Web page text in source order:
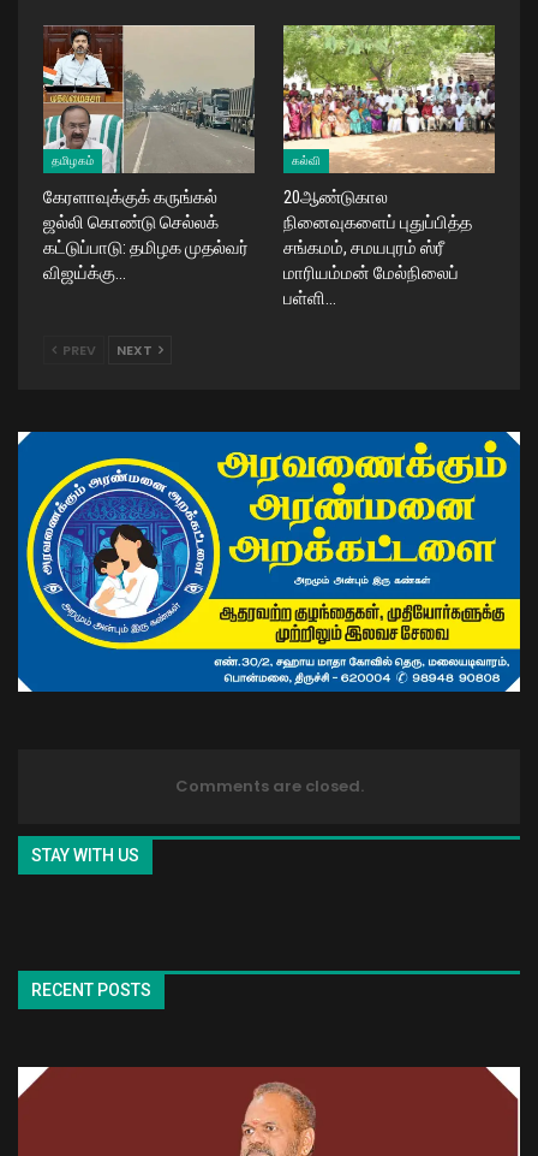
தமிழகம்
கேரளாவுக்குக் கருங்கல்
ஜல்லி கொண்டு செல்லக்
கட்டுப்பாடு: தமிழக முதல்வர்
விஜய்க்கு…
கல்வி
20ஆண்டுகால
நினைவுகளைப் புதுப்பித்த
சங்கமம், சமயபுரம் ஸ்ரீ
மாரியம்மன் மேல்நிலைப்
பள்ளி…
PREV NEXT
Comments are closed.
STAY WITH US
RECENT POSTS